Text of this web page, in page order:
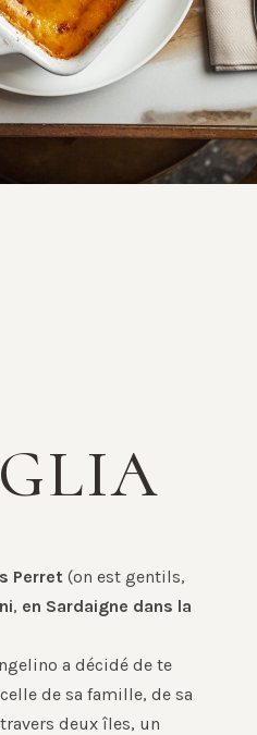
Perret (on est gentils,
, en Sardaigne dans la
a décidé de te
de sa famille, de sa
deux îles, un